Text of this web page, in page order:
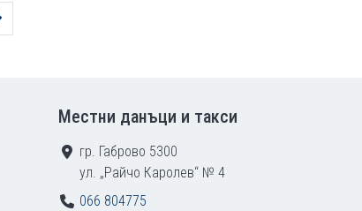
Следваща страница
Местни данъци и такси
гр. Габрово 5300
ул. „Райчо Каролев“ № 4
066 804775